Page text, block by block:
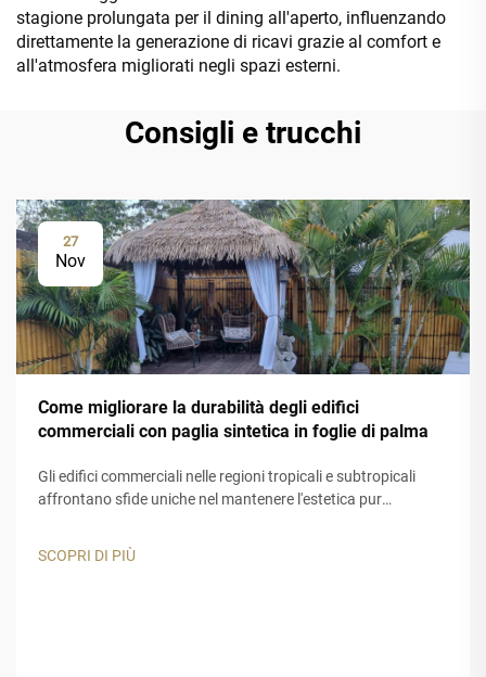
stagione prolungata per il dining all'aperto, influenzando
direttamente la generazione di ricavi grazie al comfort e
all'atmosfera migliorati negli spazi esterni.
Consigli e trucchi
27
Nov
Come migliorare la durabilità degli edifici
commerciali con paglia sintetica in foglie di palma
Gli edifici commerciali nelle regioni tropicali e subtropicali
affrontano sfide uniche nel mantenere l'estetica pur
e decorazioni spesso risultano inadeguati quando esposti a
SCOPRI DI PIÙ